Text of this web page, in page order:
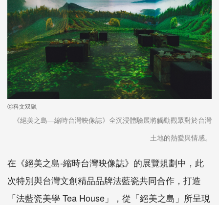
ⓒ科文双融
《絕美之島—縮時台灣映像誌》全沉浸體驗展將觸動觀眾對於台灣
土地的熱愛與情感。
在《絕美之島-縮時台灣映像誌》的展覽規劃中，此
次特別與台灣文創精品品牌法藍瓷共同合作，打造
「法藍瓷美學 Tea House」，從「絕美之島」所呈現